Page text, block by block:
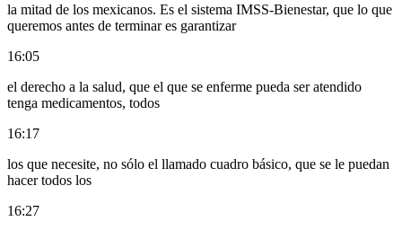
la mitad de los mexicanos. Es el sistema IMSS-Bienestar, que lo que
queremos antes de terminar es garantizar
16:05
el derecho a la salud, que el que se enferme pueda ser atendido
tenga medicamentos, todos
16:17
los que necesite, no sólo el llamado cuadro básico, que se le puedan
hacer todos los
16:27